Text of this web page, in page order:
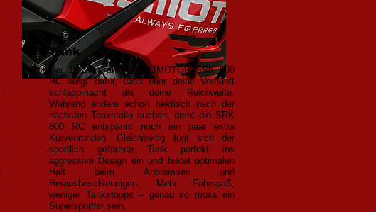
Tank
Der 16-Liter-Tank der QJMOTOR SRK 800
RC sorgt dafür, dass eher deine Vernunft
schlappmacht als deine Reichweite.
Während andere schon hektisch nach der
nächsten Tankstelle suchen, dreht die SRK
800 RC entspannt noch ein paar extra
Kurvenrunden. Gleichzeitig fügt sich der
sportlich geformte Tank perfekt ins
aggressive Design ein und bietet optimalen
Halt beim Anbremsen und
Herausbeschleunigen. Mehr Fahrspaß,
weniger Tankstopps – genau so muss ein
Supersportler sein.